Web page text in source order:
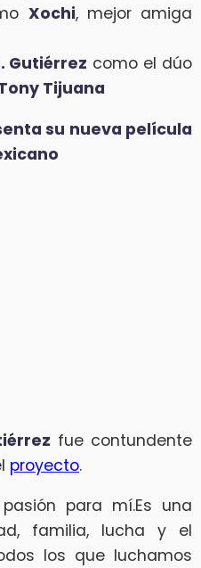
Xochi, mejor amiga
Gutiérrez como el dúo
Tijuana
su nueva película
fue contundente
proyecto.
para mí.Es una
familia, lucha y el
los que luchamos